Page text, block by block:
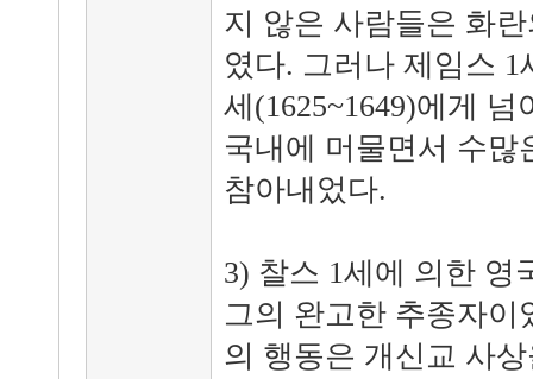
지 않은 사람들은 화
였다. 그러나 제임스
세(1625~1649)에게
국내에 머물면서 수많
참아내었다.
3) 찰스 1세에 의한 영
그의 완고한 추종자이
의 행동은 개신교 사